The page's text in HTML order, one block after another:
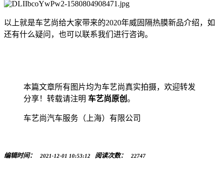
以上就是车艺尚给大家带来的2020年威固隔热膜新品介绍，如
还有什么疑问，也可以联系我们进行咨询。
本篇文章所有图片均为车艺尚真实拍摄，欢迎转发
分享！转载请注明 车艺尚原创 。
车艺尚汽车服务（上海）有限公司
编辑时间： 2021-12-01 10:53:12 阅读次数： 22747